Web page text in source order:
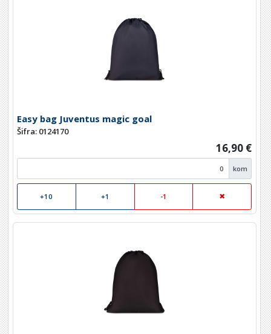
Easy bag Juventus magic goal
Šifra: 0124170
16,90 €
kom
+10 +1 -1